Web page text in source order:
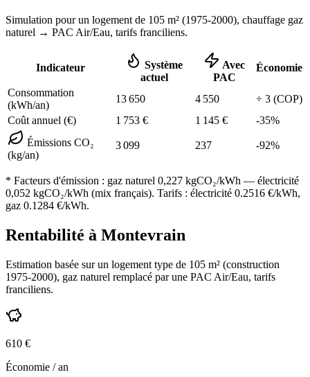
Simulation pour un logement de 105 m² (1975-2000), chauffage gaz
naturel → PAC Air/Eau, tarifs franciliens.
Indicateur
Système
actuel
Avec
PAC
Économie
Consommation
(kWh/an)
13 650 4 550 ÷ 3 (COP)
Coût annuel (€)
1 753 € 1 145 € -35%
Émissions CO₂
(kg/an)
3 099 237 -92%
* Facteurs d'émission : gaz naturel 0,227 kgCO₂/kWh — électricité
0,052 kgCO₂/kWh (mix français). Tarifs : électricité 0.2516 €/kWh,
gaz 0.1284 €/kWh.
Rentabilité à Montevrain
Estimation basée sur un logement type de 105 m² (construction
1975-2000), gaz naturel remplacé par une PAC Air/Eau, tarifs
franciliens.
610 €
Économie / an